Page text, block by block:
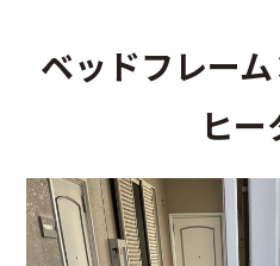
ベッドフレー
ヒー